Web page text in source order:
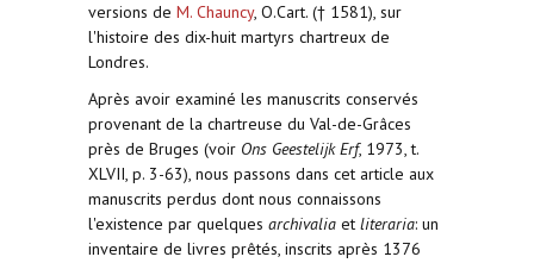
versions de M. Chauncy, O.Cart. († 1581), sur
l'histoire des dix-huit martyrs chartreux de
Londres.
Après avoir examiné les manuscrits conservés
provenant de la chartreuse du Val-de-Grâces
près de Bruges (voir Ons Geestelijk Erf, 1973, t.
XLVII, p. 3-63), nous passons dans cet article aux
manuscrits perdus dont nous connaissons
l'existence par quelques archivalia et literaria: un
inventaire de livres prêtés, inscrits après 1376